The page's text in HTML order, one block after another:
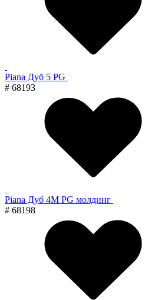
Piana Дуб 5 PG
# 68193
Piana Дуб 4M PG молдинг
# 68198